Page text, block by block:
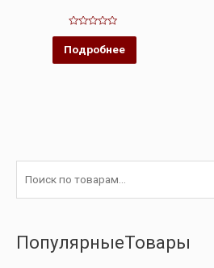
Оценка
из
Подробнее
ПопулярныеТовары